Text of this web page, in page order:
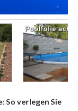
So verlegen Sie